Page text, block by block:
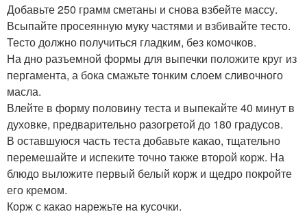
Добавьте 250 грамм сметаны и снова взбейте массу.
Всыпайте просеянную муку частями и взбивайте тесто.
Тесто должно получиться гладким, без комочков.
На дно разъемной формы для выпечки положите круг из
пергамента, а бока смажьте тонким слоем сливочного
масла.
Влейте в форму половину теста и выпекайте 40 минут в
духовке, предварительно разогретой до 180 градусов.
В оставшуюся часть теста добавьте какао, тщательно
перемешайте и испеките точно также второй корж. На
блюдо выложите первый белый корж и щедро покройте
его кремом.
Корж с какао нарежьте на кусочки.